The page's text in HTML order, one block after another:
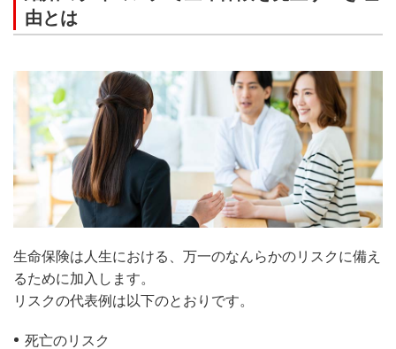
由とは
生命保険は人生における、万一のなんらかのリスクに備え
るために加入します。
リスクの代表例は以下のとおりです。
死亡のリスク